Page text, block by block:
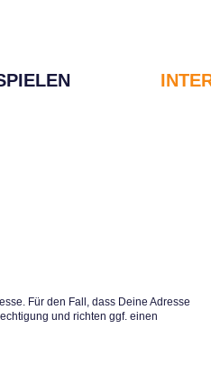
Für den Fall, dass Deine Adresse
und richten ggf. einen